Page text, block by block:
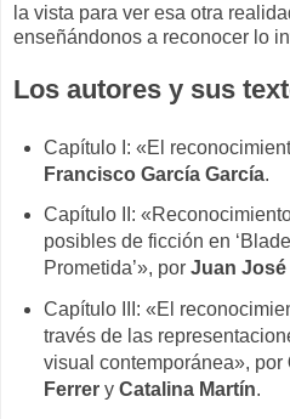
la vista para ver esa otra
enseñándonos a reconocer lo
Los autores y sus
Capítulo I: «El
Francisco García García.
Capítulo II:
posibles de ficción en
Prometida’», por Juan José
Capítulo III: «El
través de las
visual contemporánea», por
Ferrer y Catalina Martín.